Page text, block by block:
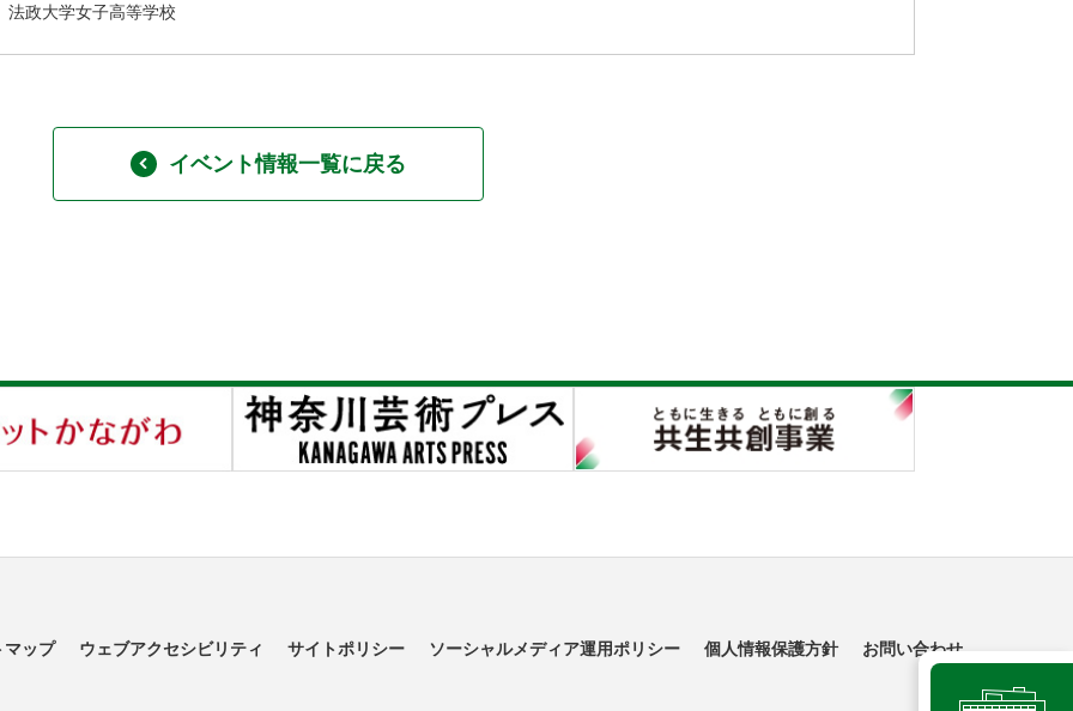
法政大学女子高等学校
イベント情報一覧に戻る
マップ ウェブアクセシビリティ サイトポリシー ソーシャルメディア運用ポリシー 個人情報保護方針 お問い合わせ